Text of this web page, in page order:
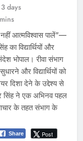
की सुनी
जीतू पटवारी
से नहीं, नालों/जल